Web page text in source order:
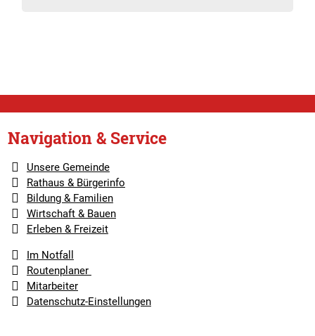
Navigation & Service
Unsere Gemeinde
Rathaus & Bürgerinfo
Bildung & Familien
Wirtschaft & Bauen
Erleben & Freizeit
Im Notfall
Routenplaner
Mitarbeiter
Datenschutz-Einstellungen